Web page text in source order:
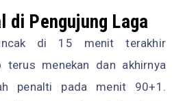
di Pengujung Laga
di 15 menit terakhir
terus menekan dan akhirnya
penalti pada menit 90+1.